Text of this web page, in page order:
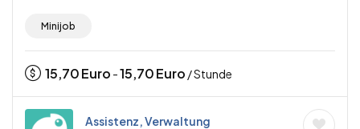
Minijob
15,70Euro -15,70Euro / Stunde
Assistenz, Verwaltung